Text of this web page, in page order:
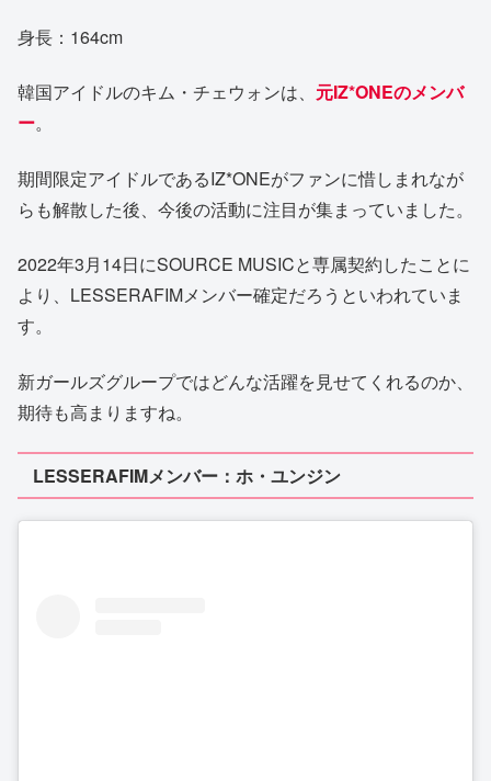
身長：164cm
韓国アイドルのキム・チェウォンは、 元IZ*ONEのメンバ
ー。
期間限定アイドルであるIZ*ONEがファンに惜しまれなが
らも解散した後、今後の活動に注目が集まっていました。
2022年3月14日にSOURCE MUSICと専属契約したことに
より、LESSERAFIMメンバー確定だろうといわれていま
す。
新ガールズグループではどんな活躍を見せてくれるのか、
期待も高まりますね。
LESSERAFIMメンバー：ホ・ユンジン